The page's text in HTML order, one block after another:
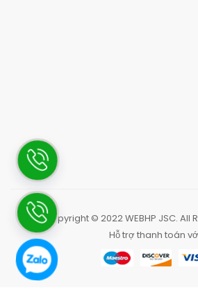
Copyright © 2022WEBHP JSC. All
Hỗ trợ thanh toán